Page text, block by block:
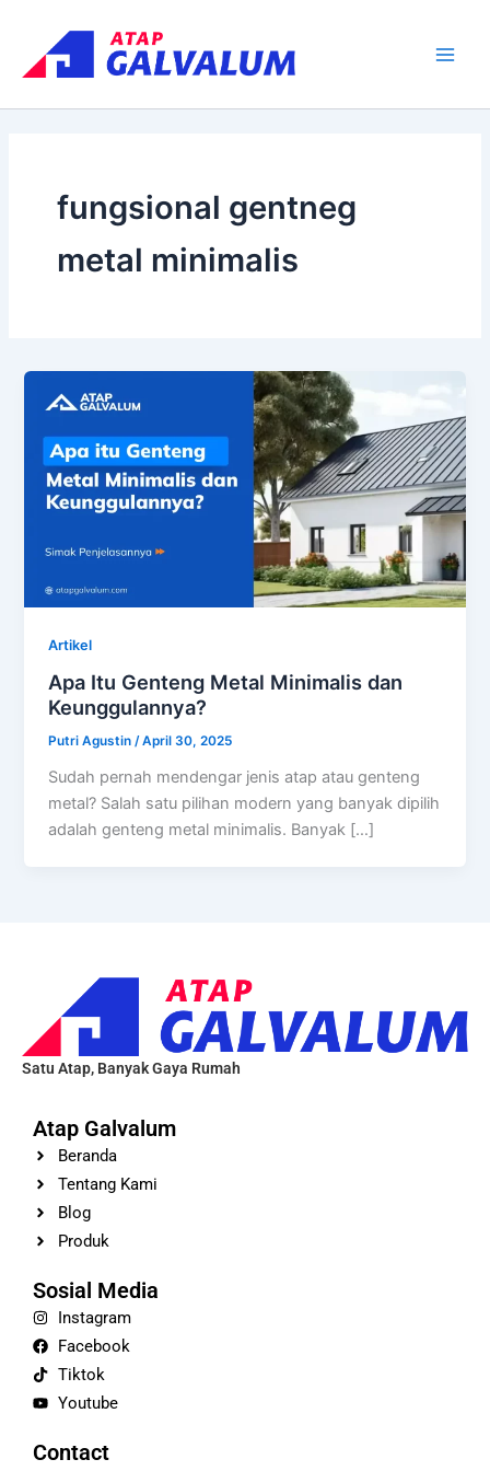
content
fungsional gentneg
metal minimalis
Artikel
Apa Itu Genteng Metal Minimalis dan
Keunggulannya?
Putri Agustin/April 30, 2025
Sudah pernah mendengar jenis atap atau genteng
metal? Salah satu pilihan modern yang banyak dipilih
adalah genteng metal minimalis. Banyak […]
Satu Atap, Banyak Gaya Rumah
Atap Galvalum
Beranda
Tentang Kami
Blog
Produk
Sosial Media
Instagram
Facebook
Tiktok
Youtube
Contact